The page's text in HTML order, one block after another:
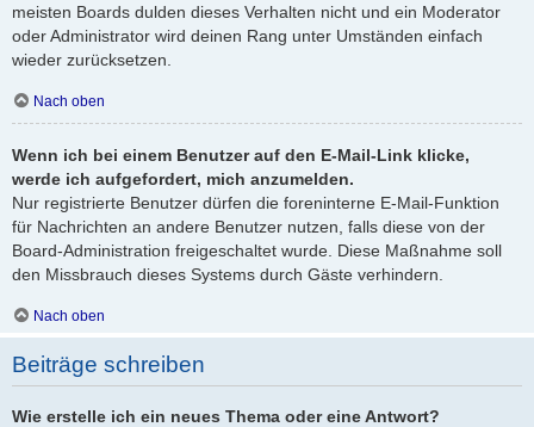
meisten Boards dulden dieses Verhalten nicht und ein Moderator
oder Administrator wird deinen Rang unter Umständen einfach
wieder zurücksetzen.
Nach oben
Wenn ich bei einem Benutzer auf den E-Mail-Link klicke,
werde ich aufgefordert, mich anzumelden.
Nur registrierte Benutzer dürfen die foreninterne E-Mail-Funktion
für Nachrichten an andere Benutzer nutzen, falls diese von der
Board-Administration freigeschaltet wurde. Diese Maßnahme soll
den Missbrauch dieses Systems durch Gäste verhindern.
Nach oben
Beiträge schreiben
Wie erstelle ich ein neues Thema oder eine Antwort?